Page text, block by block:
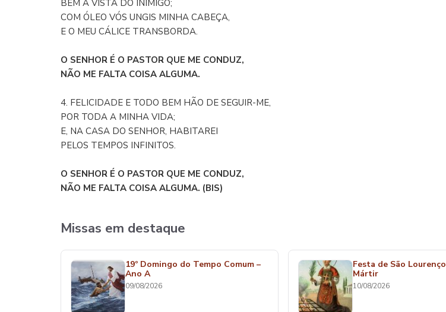
BEM À VISTA DO INIMIGO;
COM ÓLEO VÓS UNGIS MINHA CABEÇA,
E O MEU CÁLICE TRANSBORDA.
O SENHOR É O PASTOR QUE ME CONDUZ,
NÃO ME FALTA COISA ALGUMA.
4. FELICIDADE E TODO BEM HÃO DE SEGUIR-ME,
POR TODA A MINHA VIDA;
E, NA CASA DO SENHOR, HABITAREI
PELOS TEMPOS INFINITOS.
O SENHOR É O PASTOR QUE ME CONDUZ,
NÃO ME FALTA COISA ALGUMA. (BIS)
Missas em destaque
19º Domingo do Tempo Comum –
Ano A
09/08/2026
Festa de São
Mártir
10/08/2026